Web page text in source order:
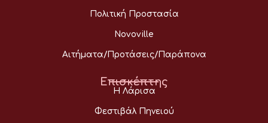
Πολιτική Προστασία
Novoville
Αιτήματα/Προτάσεις/Παράπονα
Επισκέπτης
Η Λάρισα
Φεστιβάλ Πηνειού